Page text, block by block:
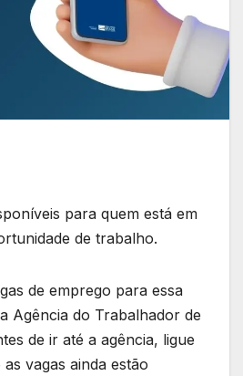
para quem está em
de trabalho.
de emprego para essa
Agência do Trabalhador de
de ir até a agência, ligue
vagas ainda estão